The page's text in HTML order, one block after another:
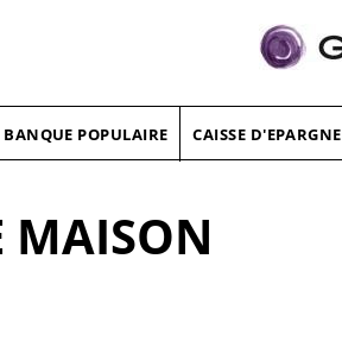
BANQUE POPULAIRE CAISSE D'EPARGNE
MAISON